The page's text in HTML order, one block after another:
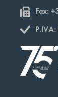
Fax: